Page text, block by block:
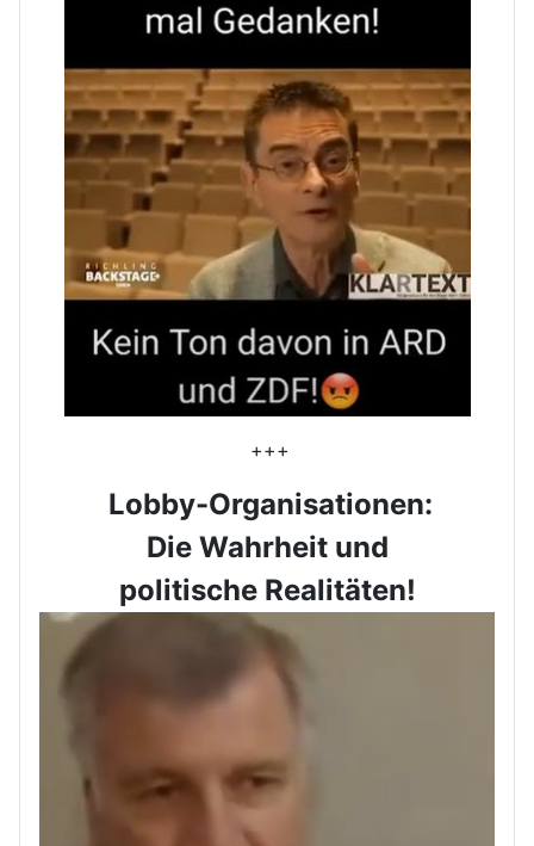
+++
Lobby-Organisationen:
Die Wahrheit und
politische Realitäten!